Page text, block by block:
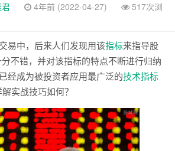
君 4年前 (2022-04-27)
517次浏
交易中，后来人们发现用该指标来指导股
不错，并对该指标的特点不断进行归纳
经成为被投资者应用最广泛的技术指标
实战技巧如何？